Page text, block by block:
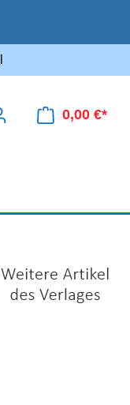
0,00 €*